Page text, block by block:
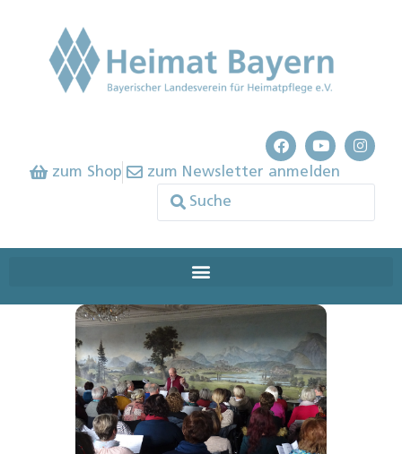
zum Shop zum Newsletter anmelden